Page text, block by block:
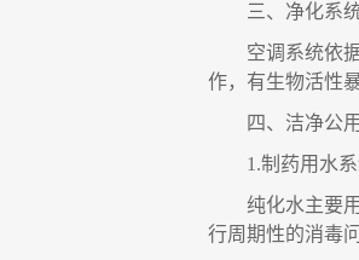
三、 净化系
空调系统依
作，有生物活性
四、 洁净公
1.制药用水
纯化水主要
行周期性的消毒